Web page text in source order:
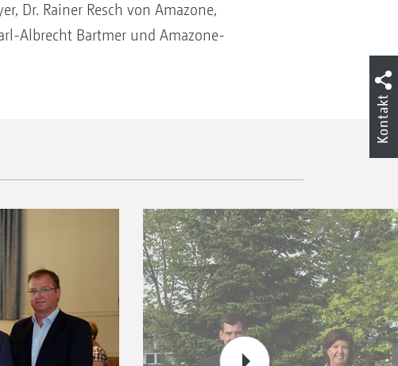
Dr. Rainer Resch von Amazone,
Albrecht Bartmer und Amazone-
Kontakt